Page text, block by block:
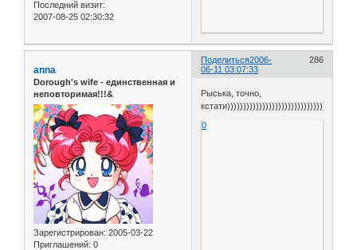
Последний визит:
2007-08-25 02:30:32
Поделиться 286
2006-
06-11 03:07:33
anna
Dorough's wife - единственная и
неповторимая!!!&
Зарегистрирован: 2005-03-22
Приглашений: 0
Рыська, точно,
кстати))))))))))))))))))))))))))))))))
0